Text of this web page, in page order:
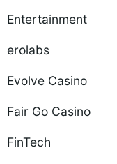
Entertainment
erolabs
Evolve Casino
Fair Go Casino
FinTech